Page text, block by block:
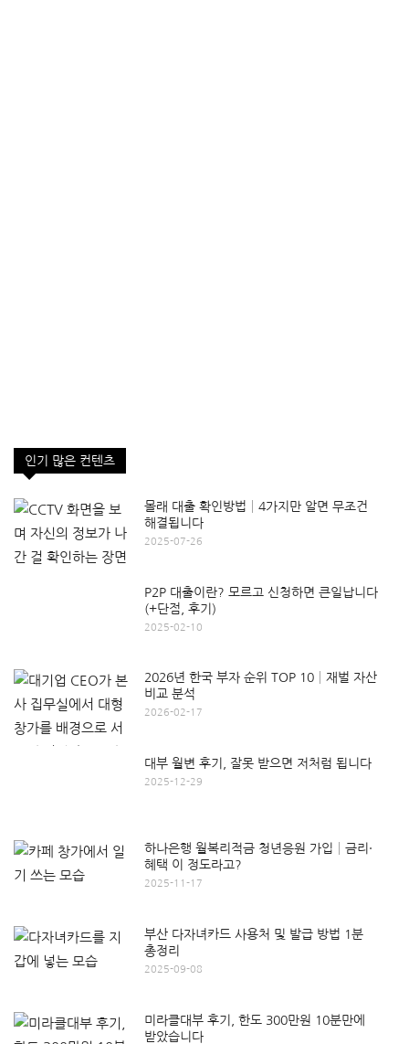
인기 많은 컨텐츠
몰래 대출 확인방법│4가지만 알면 무조건
해결됩니다
2025-07-26
P2P 대출이란? 모르고 신청하면 큰일납니다
(+단점, 후기)
2025-02-10
2026년 한국 부자 순위 TOP 10│재벌 자산
비교 분석
2026-02-17
대부 월변 후기, 잘못 받으면 저처럼 됩니다
2025-12-29
하나은행 월복리적금 청년응원 가입│금리·
혜택 이 정도라고?
2025-11-17
부산 다자녀카드 사용처 및 발급 방법 1분
총정리
2025-09-08
미라클대부 후기, 한도 300만원 10분만에
받았습니다